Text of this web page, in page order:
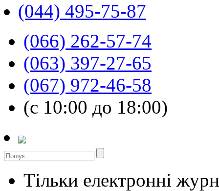
(044) 495-75-87
(066) 262-57-74
(063) 397-27-65
(067) 972-46-58
(с 10:00 до 18:00)
Тільки електронні